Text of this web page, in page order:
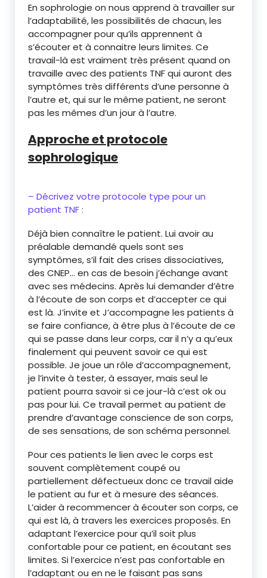
En sophrologie on nous apprend à travailler sur
l’adaptabilité, les possibilités de chacun, les
accompagner pour qu’ils apprennent à
s’écouter et à connaitre leurs limites. Ce
travail-là est vraiment très présent quand on
travaille avec des patients TNF qui auront des
symptômes très différents d’une personne à
l’autre et, qui sur le même patient, ne seront
pas les mêmes d’un jour à l’autre.
Approche et protocole
sophrologique
– Décrivez votre protocole type pour un
patient TNF :
Déjà bien connaître le patient. Lui avoir au
préalable demandé quels sont ses
symptômes, s’il fait des crises dissociatives,
des CNEP… en cas de besoin j’échange avant
avec ses médecins. Après lui demander d’être
à l’écoute de son corps et d’accepter ce qui
est là. J’invite et J’accompagne les patients à
se faire confiance, à être plus à l’écoute de ce
qui se passe dans leur corps, car il n’y a qu’eux
finalement qui peuvent savoir ce qui est
possible. Je joue un rôle d’accompagnement,
je l’invite à tester, à essayer, mais seul le
patient pourra savoir si ce jour-là c’est ok ou
pas pour lui. Ce travail permet au patient de
prendre d’avantage conscience de son corps,
de ses sensations, de son schéma personnel.
Pour ces patients le lien avec le corps est
souvent complètement coupé ou
partiellement défectueux donc ce travail aide
le patient au fur et à mesure des séances.
L’aider à recommencer à écouter son corps, ce
qui est là, à travers les exercices proposés. En
adaptant l’exercice pour qu’il soit plus
confortable pour ce patient, en écoutant ses
limites. Si l’exercice n’est pas confortable en
l’adaptant ou en ne le faisant pas sans